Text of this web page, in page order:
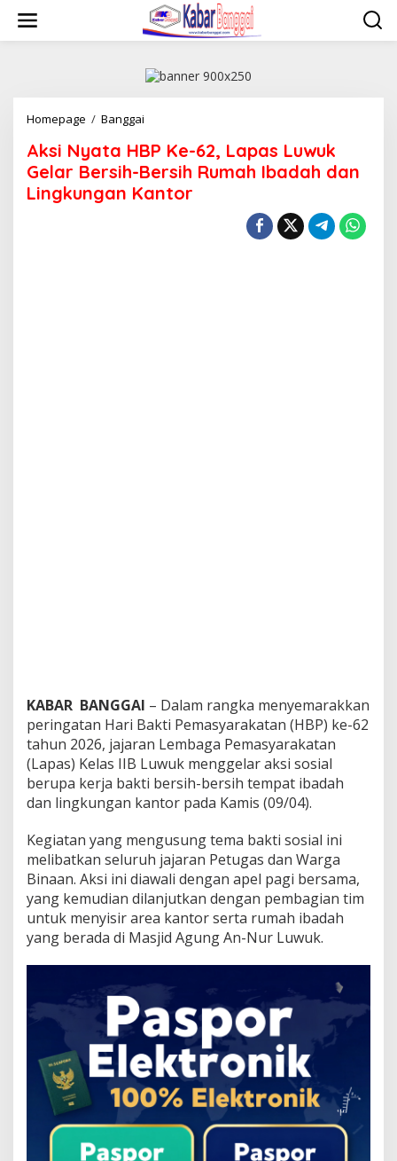
konten
Homepage / Banggai
HBP
Ke-
62,
Lapas
Aksi Nyata HBP Ke-62, Lapas Luwuk
Gelar Bersih-Bersih Rumah Ibadah dan
Lingkungan Kantor
KABAR BANGGAI – Dalam rangka menyemarakkan
peringatan Hari Bakti Pemasyarakatan (HBP) ke-62
tahun 2026, jajaran Lembaga Pemasyarakatan
(Lapas) Kelas IIB Luwuk menggelar aksi sosial
berupa kerja bakti bersih-bersih tempat ibadah
dan lingkungan kantor pada Kamis (09/04).
Kegiatan yang mengusung tema bakti sosial ini
melibatkan seluruh jajaran Petugas dan Warga
Binaan. Aksi ini diawali dengan apel pagi bersama,
yang kemudian dilanjutkan dengan pembagian tim
untuk menyisir area kantor serta rumah ibadah
yang berada di Masjid Agung An-Nur Luwuk.